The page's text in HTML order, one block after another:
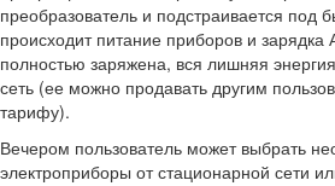
преобразователь и подстраивается под
происходит питание приборов и зарядка
полностью заряжена, вся лишняя
сеть (ее можно продавать другим
тарифу).
Вечером пользователь может выбрать
электроприборы от стационарной сети